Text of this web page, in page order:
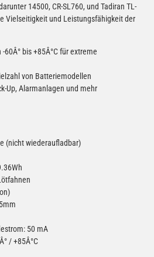
14500, CR-SL760, und Tadiran TL-
Vielseitigkeit und Leistungsfähigkeit der
bis +85Â°C für extreme
von Batteriemodellen
Up, Alarmanlagen und mehr
(nicht wiederaufladbar)
50 mA
/ +85Â°C